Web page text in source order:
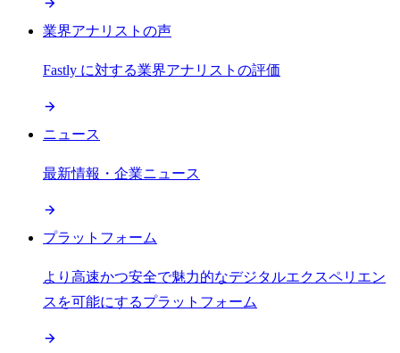
業界アナリストの声
Fastly に対する業界アナリストの評価
ニュース
最新情報・企業ニュース
プラットフォーム
より高速かつ安全で魅力的なデジタルエクスペリエン
スを可能にするプラットフォーム